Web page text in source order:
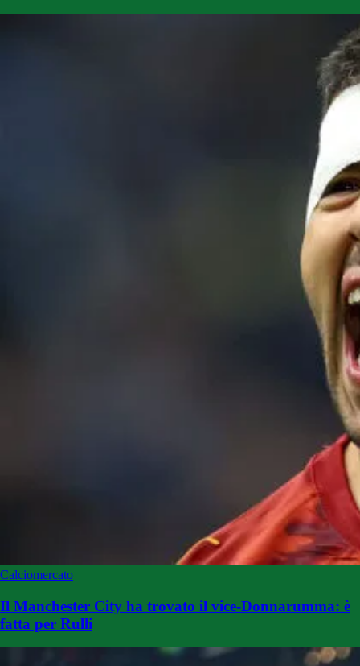
Calciomercato
Il Manchester City ha trovato il vice-Donnarumma: è
fatta per Rulli